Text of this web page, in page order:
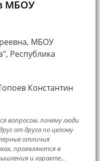
МБОУ
МБОУ
Республика
Константин
вопросом, почему люди
от друга по целому
отличия
проявляются в
и характе...